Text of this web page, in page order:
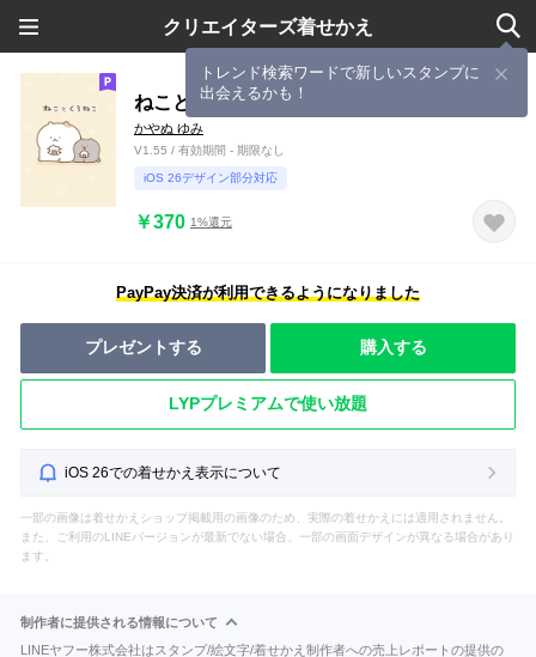
クリエイターズ着せかえ
トレンド検索ワードで新しいスタンプに
出会えるかも！
ねことくろねこ
かやぬ ゆみ
V1.55 / 有効期間 - 期限なし
iOS 26デザイン部分対応
￥370 1%還元
PayPay決済が利用できるようになりました
プレゼントする 購入する
LYPプレミアムで使い放題
iOS 26での着せかえ表示について
一部の画像は着せかえショップ掲載用の画像のため、実際の着せかえには適用されません。
また、ご利用のLINEバージョンが最新でない場合、一部の画面デザインが異なる場合があり
ます。
制作者に提供される情報について
LINEヤフー株式会社はスタンプ/絵文字/着せかえ制作者への売上レポートの提供の